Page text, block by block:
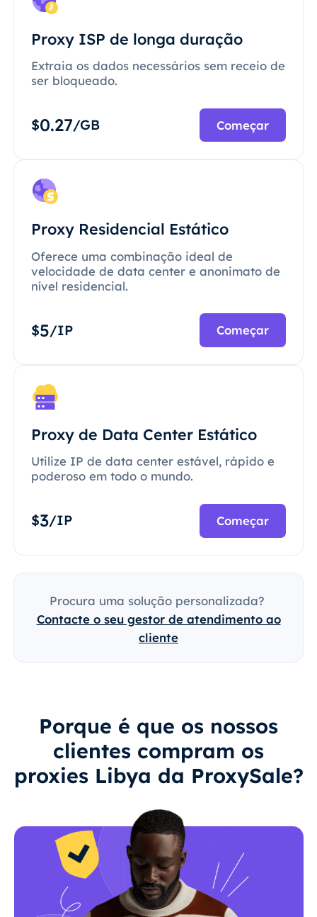
Proxy ISP de longa duração
Extraia os dados necessários sem receio de
ser bloqueado.
$0.27/GB Começar
Proxy Residencial Estático
Oferece uma combinação ideal de
velocidade de data center e anonimato de
nível residencial.
$5/IP Começar
Proxy de Data Center Estático
Utilize IP de data center estável, rápido e
poderoso em todo o mundo.
$3/IP Começar
Procura uma solução personalizada?
Contacte o seu gestor de atendimento ao
cliente
Porque é que os nossos
clientes compram os
proxies Libya da ProxySale?